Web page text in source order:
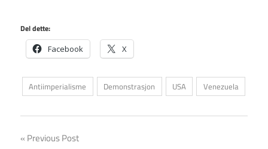
Del dette:
Facebook X
Antiimperialisme Demonstrasjon USA Venezuela
Innleggsnavigasjon
Previous Post